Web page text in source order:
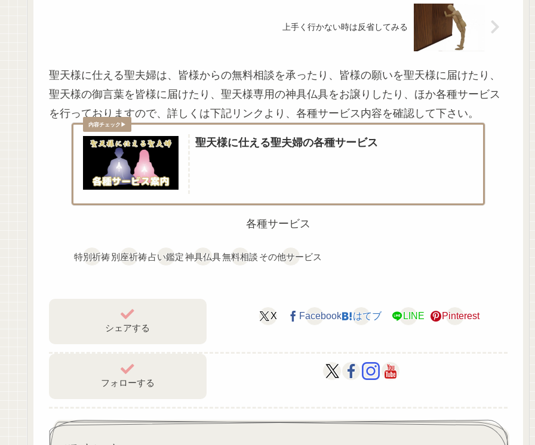
上手く行かない時は反省してみる
聖天様に仕える聖夫婦は、皆様からの無料相談を承ったり、皆様の願いを聖天様に届けたり、
聖天様の御言葉を皆様に届けたり、聖天様専用の神具仏具をお譲りしたり、ほか各種サービス
を行っておりますので、詳しくは下記リンクより、各種サービス内容を確認して下さい。
聖天様に仕える聖夫婦の各種サービス
各種サービス
特別祈祷別座祈祷占い鑑定神具仏具無料相談 その他サービス
シェアする
X Facebook はてブ LINE Pinterest
フォローする